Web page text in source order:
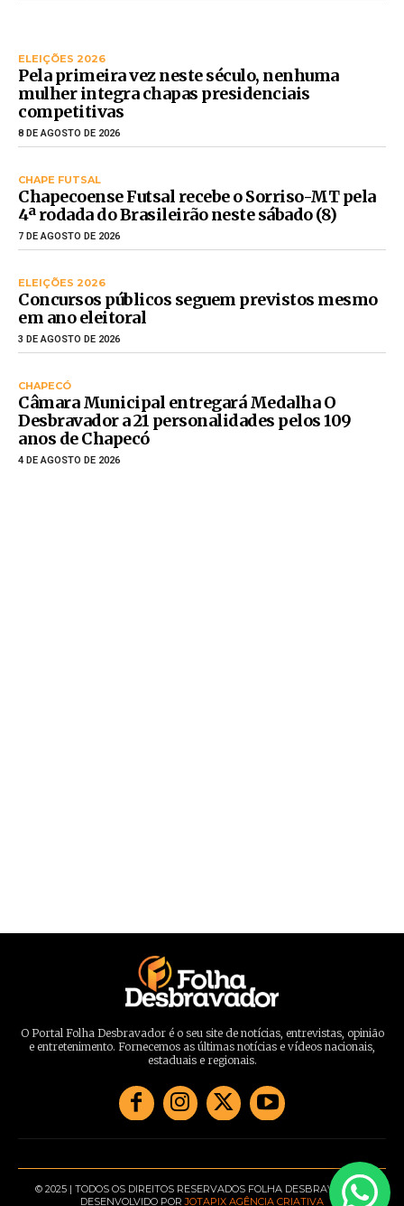
ELEIÇÕES 2026
Pela primeira vez neste século, nenhuma
mulher integra chapas presidenciais
competitivas
8 DE AGOSTO DE 2026
CHAPE FUTSAL
Chapecoense Futsal recebe o Sorriso-MT pela
4ª rodada do Brasileirão neste sábado (8)
7 DE AGOSTO DE 2026
ELEIÇÕES 2026
Concursos públicos seguem previstos mesmo
em ano eleitoral
3 DE AGOSTO DE 2026
CHAPECÓ
Câmara Municipal entregará Medalha O
Desbravador a 21 personalidades pelos 109
anos de Chapecó
4 DE AGOSTO DE 2026
O Portal Folha Desbravador é o seu site de notícias, entrevistas, opinião
e entretenimento. Fornecemos as últimas notícias e vídeos nacionais,
estaduais e regionais.
© 2025 | TODOS OS DIREITOS RESERVADOS FOLHA DESBRAVADOR |
DESENVOLVIDO PORJOTAPIX AGÊNCIA CRIATIVA